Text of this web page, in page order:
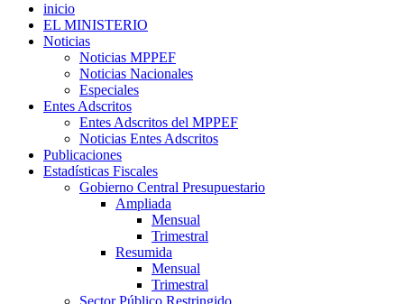
inicio
EL MINISTERIO
Noticias
Noticias MPPEF
Noticias Nacionales
Especiales
Entes Adscritos
Entes Adscritos del MPPEF
Noticias Entes Adscritos
Publicaciones
Estadísticas Fiscales
Gobierno Central Presupuestario
Ampliada
Mensual
Trimestral
Resumida
Mensual
Trimestral
Sector Público Restringido